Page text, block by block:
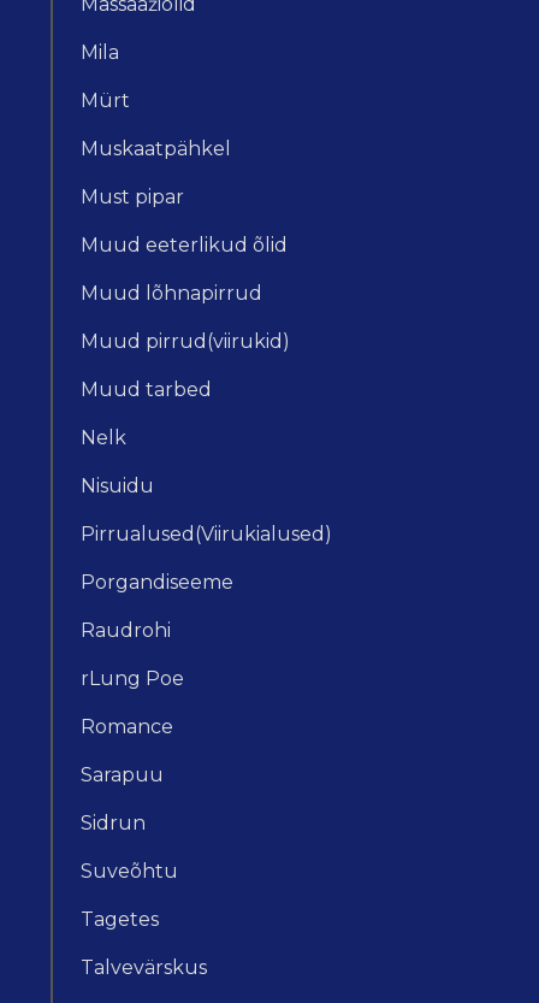
Mila
Mürt
Muskaatpähkel
Must pipar
Muud eeterlikud õlid
Muud lõhnapirrud
Muud pirrud(viirukid)
Muud tarbed
Nelk
Nisuidu
Pirrualused(Viirukialused)
Porgandiseeme
Raudrohi
rLung Poe
Romance
Sarapuu
Sidrun
Suveõhtu
Tagetes
Talvevärskus